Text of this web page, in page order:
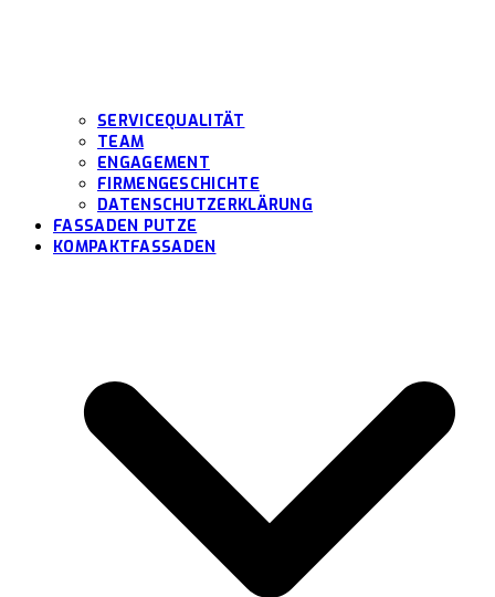
SERVICEQUALITÄT
TEAM
ENGAGEMENT
FIRMENGESCHICHTE
DATENSCHUTZERKLÄRUNG
FASSADEN PUTZE
KOMPAKTFASSADEN